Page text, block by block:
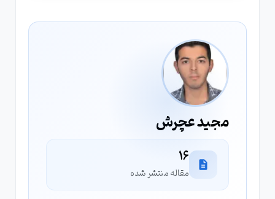
مجید عچرش
16
مقاله منتشر شده